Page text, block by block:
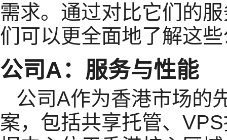
需求。通过对比它们的
们可以更全面地了解这
公司A：服务与性能
公司A作为香港市场的
案，包括共享托管、